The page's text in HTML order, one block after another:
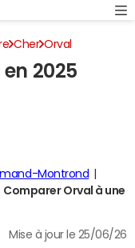
Cher Orval
2025
Montrond
Comparer Orval à une
Mise à jour le 25/06/26